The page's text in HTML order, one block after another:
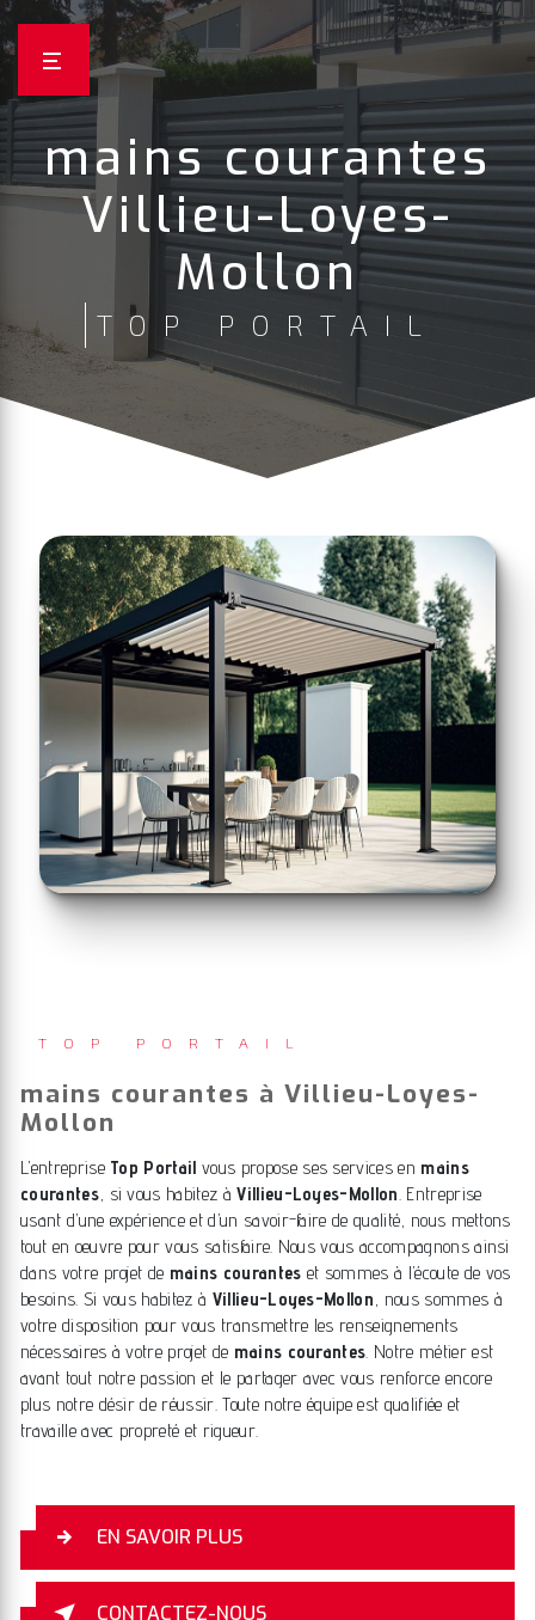
mains courantes
Villieu-Loyes-
Mollon
TOP PORTAIL
TOP PORTAIL
mains courantes à Villieu-Loyes-
Mollon
L’entreprise Top Portail vous propose ses services en mains
courantes, si vous habitez àVillieu-Loyes-Mollon. Entreprise
usant d’une expérience et d’un savoir-faire de qualité, nous mettons
tout en oeuvre pour vous satisfaire. Nous vous accompagnons ainsi
dans votre projet de mains courantes et sommes à l’écoute de vos
besoins. Si vous habitez à Villieu-Loyes-Mollon, nous sommes à
votre disposition pour vous transmettre les renseignements
nécessaires à votre projet de mains courantes. Notre métier est
avant tout notre passion et le partager avec vous renforce encore
plus notre désir de réussir. Toute notre équipe est qualifiée et
travaille avec propreté et rigueur.
EN SAVOIR PLUS
CONTACTEZ-NOUS
Panneau de gestion des cookies